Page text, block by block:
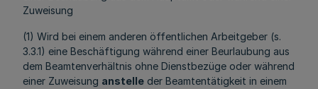
Zuweisung
(1) Wird bei einem anderen öffentlichen Arbeitgeber (s.
3.3.1) eine Beschäftigung während einer Beurlaubung aus
dem Beamtenverhältnis ohne Dienstbezüge oder während
einer Zuweisung anstelle der Beamtentätigkeit in einem